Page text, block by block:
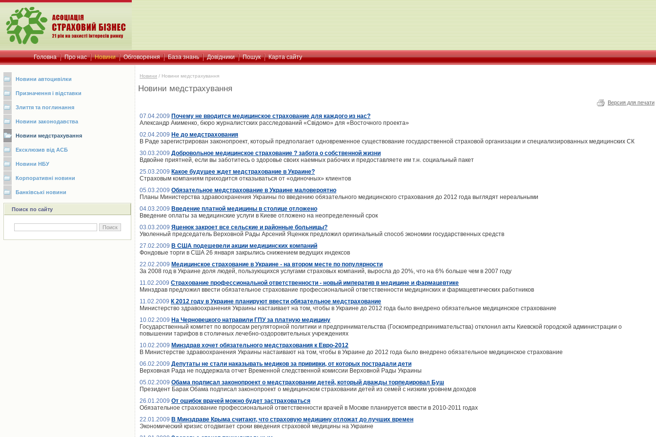
Головна Про нас Новини Обговорення База знань Довідники Пошук Карта сайту
Новини автоцивілки
Призначення і відставки
Злиття та поглинання
Новини законодавства
Новини медстрахування
Ексклюзив від АСБ
Новини НБУ
Корпоративні новини
Банківські новини
Поиск по сайту
Новини / Новини медстрахування
Новини медстрахування
Версия для печати
07.04.2009 Почему не вводится медицинское страхование для каждого из нас?
Александр Акименко, бюро журналистских расследований «Свiдомо» для «Восточного проекта»
02.04.2009 Не до медстрахования
В Раде зарегистрирован законопроект, который предполагает одновременное существование государственной страховой организации и специализированных медицинских СК
30.03.2009 Добровольное медицинское страхование ? забота о собственной жизни
Вдвойне приятней, если вы заботитесь о здоровье своих наемных рабочих и предоставляете им т.н. социальный пакет
25.03.2009 Какое будущее ждет медстрахование в Украине?
Страховым компаниям приходится отказываться от «одиночных» клиентов
05.03.2009 Обязательное медстрахование в Украине маловероятно
Планы Министерства здравоохранения Украины по введению обязательного медицинского страхования до 2012 года выглядят нереальными
04.03.2009 Введение платной медицины в столице отложено
Введение оплаты за медицинские услуги в Киеве отложено на неопределенный срок
03.03.2009 Яценюк закроет все сельские и районные больницы?
Уволенный председатель Верховной Рады Арсений Яценюк предложил оригинальный способ экономии государственных средств
27.02.2009 В США подешевели акции медицинских компаний
Фондовые торги в США 26 января закрылись снижением ведущих индексов
22.02.2009 Медицинское страхование в Украине - на втором месте по популярности
За 2008 год в Украине доля людей, пользующихся услугами страховых компаний, выросла до 20%, что на 6% больше чем в 2007 году
11.02.2009 Страхование профессиональной ответственности - новый императив в медицине и фармацевтике
Минздрав предложил ввести обязательное страхование профессиональной ответственности медицинских и фармацевтических работников
11.02.2009 К 2012 году в Украине планируют ввести обязательное медстрахование
Министерство здравоохранения Украины настаивает на том, чтобы в Украине до 2012 года было внедрено обязательное медицинское страхование
10.02.2009 На Черновецкого натравили ГПУ за платную медицину
Государственный комитет по вопросам регуляторной политики и предпринимательства (Госкомпредпринимательства) отклонил акты Киевской городской администрации о
повышении тарифов в столичных лечебно-оздоровительных учреждениях
10.02.2009 Минздрав хочет обязательного медстрахования к Евро-2012
В Министерстве здравоохранения Украины настаивают на том, чтобы в Украине до 2012 года было внедрено обязательное медицинское страхование
06.02.2009 Депутаты не стали наказывать медиков за прививки, от которых пострадали дети
Верховная Рада не поддержала отчет Временной следственной комиссии Верховной Рады Украины
05.02.2009 Обама подписал законопроект о медстраховании детей, который дважды торпедировал Буш
Президент Барак Обама подписал законопроект о медицинском страховании детей из семей с низким уровнем доходов
26.01.2009 От ошибок врачей можно будет застраховаться
Обязательное страхование профессиональной ответственности врачей в Москве планируется ввести в 2010-2011 годах
22.01.2009 В Минздраве Крыма считают, что страховую медицину отложат до лучших времен
Экономический кризис отодвигает сроки введения страховой медицины на Украине